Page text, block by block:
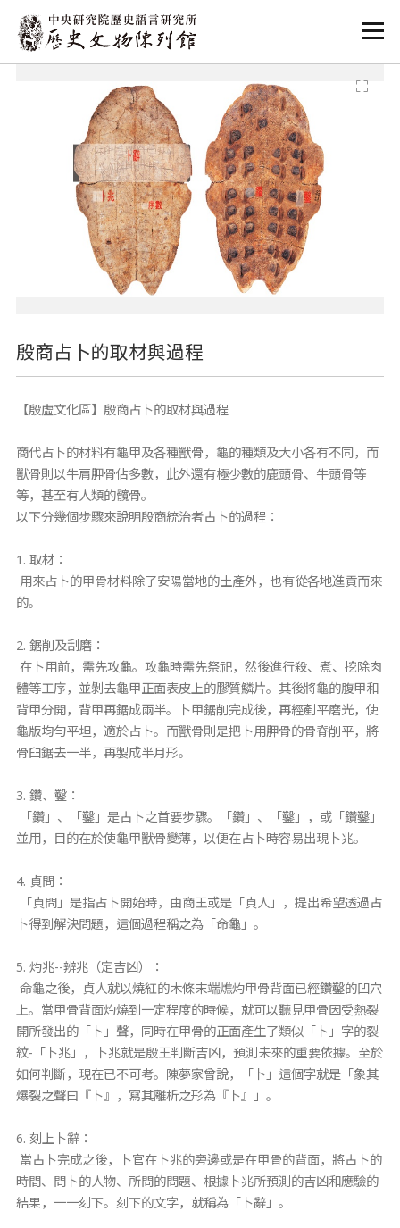
:::
:::
殷商占卜的取材與過程
【殷虛文化區】殷商占卜的取材與過程
商代占卜的材料有龜甲及各種獸骨，龜的種類及大小各有不同，而
獸骨則以牛肩胛骨佔多數，此外還有極少數的鹿頭骨、牛頭骨等
等，甚至有人類的髖骨。
以下分幾個步驟來說明殷商統治者占卜的過程：
1. 取材：
用來占卜的甲骨材料除了安陽當地的土產外，也有從各地進貢而來
的。
2. 鋸削及刮磨：
在卜用前，需先攻龜。攻龜時需先祭祀，然後進行殺、煮、挖除肉
體等工序，並剝去龜甲正面表皮上的膠質鱗片。其後將龜的腹甲和
背甲分開，背甲再鋸成兩半。卜甲鋸削完成後，再經剷平磨光，使
龜版均勻平坦，適於占卜。而獸骨則是把卜用胛骨的骨脊削平，將
骨臼鋸去一半，再製成半月形。
3. 鑽、鑿：
「鑽」、「鑿」是占卜之首要步驟。「鑽」、「鑿」，或「鑽鑿」
並用，目的在於使龜甲獸骨變薄，以便在占卜時容易出現卜兆。
4. 貞問：
「貞問」是指占卜開始時，由商王或是「貞人」，提出希望透過占
卜得到解決問題，這個過程稱之為「命龜」。
5. 灼兆--辨兆（定吉凶）：
命龜之後，貞人就以燒紅的木條末端燋灼甲骨背面已經鑽鑿的凹穴
上。當甲骨背面灼燒到一定程度的時候，就可以聽見甲骨因受熱裂
開所發出的「卜」聲，同時在甲骨的正面產生了類似「卜」字的裂
紋-「卜兆」，卜兆就是殷王判斷吉凶，預測未來的重要依據。至於
如何判斷，現在已不可考。陳夢家曾說，「卜」這個字就是「象其
爆裂之聲曰『卜』，寫其離析之形為『卜』」。
6. 刻上卜辭：
當占卜完成之後，卜官在卜兆的旁邊或是在甲骨的背面，將占卜的
時間、問卜的人物、所問的問題、根據卜兆所預測的吉凶和應驗的
結果，一一刻下。刻下的文字，就稱為「卜辭」。